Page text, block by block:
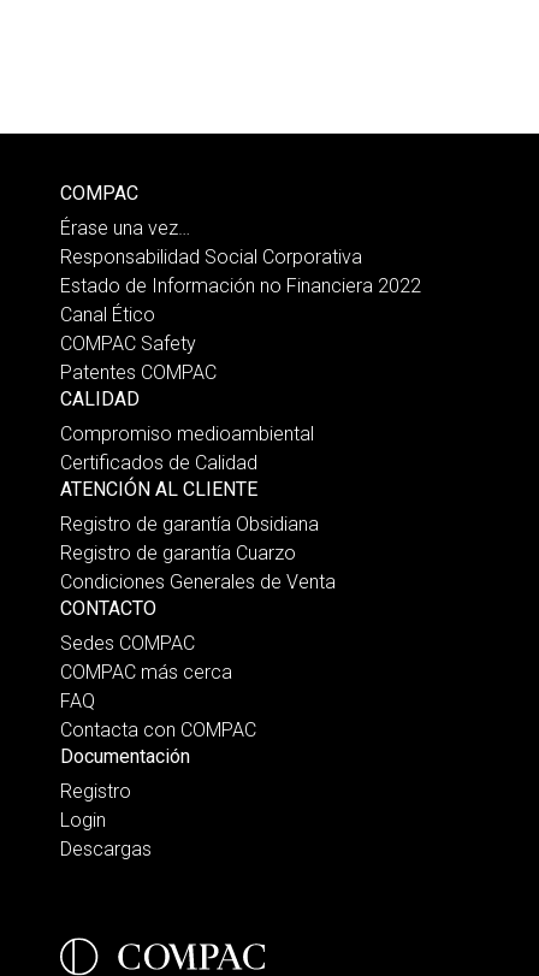
COMPAC
Érase una vez…
Responsabilidad Social Corporativa
Estado de Información no Financiera 2022
Canal Ético
COMPAC Safety
Patentes COMPAC
CALIDAD
Compromiso medioambiental
Certificados de Calidad
ATENCIÓN AL CLIENTE
Registro de garantía Obsidiana
Registro de garantía Cuarzo
Condiciones Generales de Venta
CONTACTO
Sedes COMPAC
COMPAC más cerca
FAQ
Contacta con COMPAC
Documentación
Registro
Login
Descargas